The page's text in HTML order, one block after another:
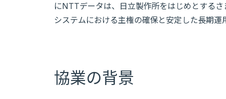
にNTTデータは、日立製作所をはじめとする
システムにおける主権の確保と安定した長期運
協業の背景